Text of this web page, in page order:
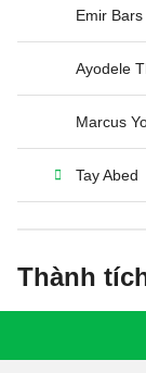
Emir Bars
Ayodele
Marcus
Tay Abed
Thành